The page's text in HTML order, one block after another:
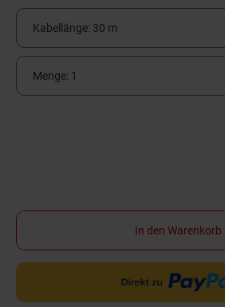
Kabellänge: 30 m
Menge: 1
In den Warenkorb